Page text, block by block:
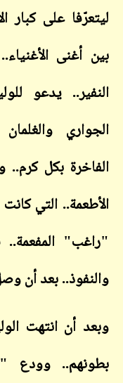
على كبار
الأغنياء..
يدعو للوليمة
والغلمان
بكل كرم..
التي كانت في
المفعمة.. فقد
بعد أن وصل
أن انتهت الوليمة
وودع